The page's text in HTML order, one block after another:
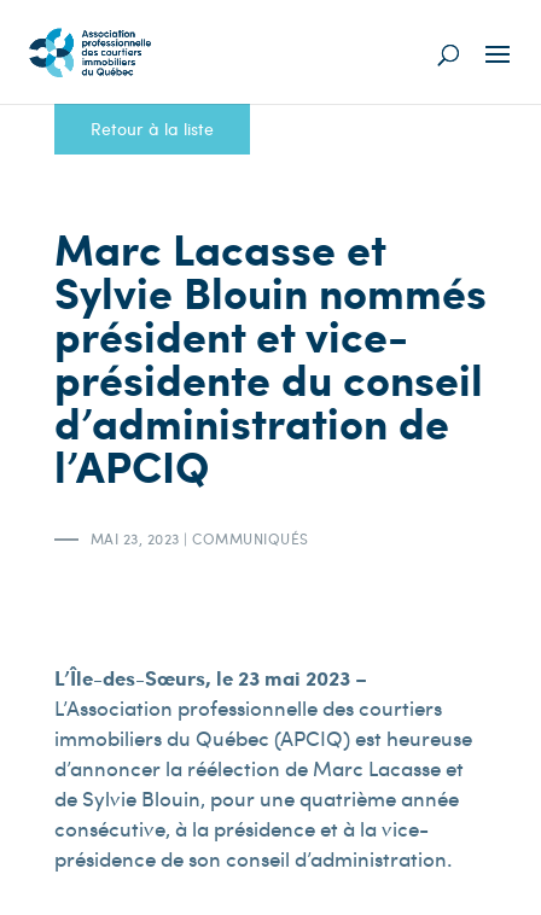
Retour à la liste
Marc Lacasse et
Sylvie Blouin nommés
président et vice-
présidente du conseil
d’administration de
l’APCIQ
MAI 23, 2023 |COMMUNIQUÉS
L’Île-des-Sœurs, le 23 mai 2023 –
L’Association professionnelle des courtiers
immobiliers du Québec (APCIQ) est heureuse
d’annoncer la réélection de Marc Lacasse et
de Sylvie Blouin, pour une quatrième année
consécutive, à la présidence et à la vice-
présidence de son conseil d’administration.